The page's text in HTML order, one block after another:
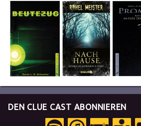
DEN CLUE CAST ABONNIEREN